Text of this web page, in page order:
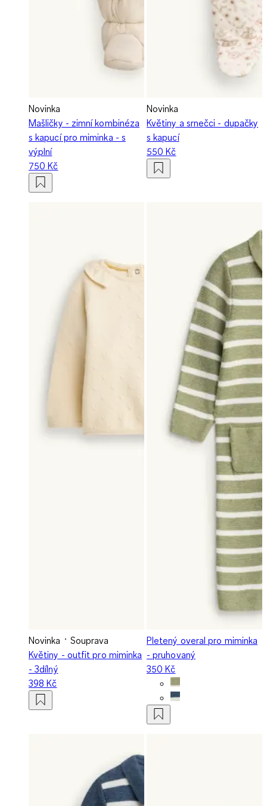
Novinka
Mašličky - zimní kombinéza
s kapucí pro miminka - s
výplní
750 Kč
Novinka
Květiny a srnečci - dupačky
s kapucí
550 Kč
Novinka
Souprava
Květiny - outfit pro miminka
- 3dílný
398 Kč
Pletený overal pro miminka
- pruhovaný
350 Kč